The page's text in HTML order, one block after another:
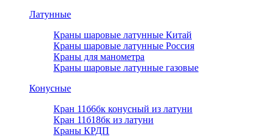
Латунные
Краны шаровые латунные Китай
Краны шаровые латунные Россия
Краны для манометра
Краны шаровые латунные газовые
Конусные
Кран 11б6бк конусный из латуни
Кран 11б18бк из латуни
Краны КРДП